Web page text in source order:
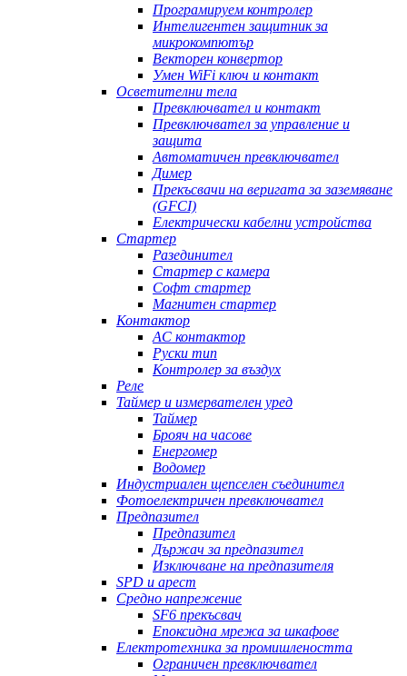
Програмируем контролер
Интелигентен защитник за
микрокомпютър
Векторен конвертор
Умен WiFi ключ и контакт
Осветителни тела
Превключвател и контакт
Превключвател за управление и
защита
Автоматичен превключвател
Димер
Прекъсвачи на веригата за заземяване
(GFCI)
Електрически кабелни устройства
Стартер
Разединител
Стартер с камера
Софт стартер
Магнитен стартер
Контактор
AC контактор
Руски тип
Контролер за въздух
Реле
Таймер и измервателен уред
Таймер
Брояч на часове
Енергомер
Водомер
Индустриален щепселен съединител
Фотоелектричен превключвател
Предпазител
Предпазител
Държач за предпазител
Изключване на предпазителя
SPD и арест
Средно напрежение
SF6 прекъсвач
Епоксидна мрежа за шкафове
Електротехника за промишлеността
Ограничен превключвател